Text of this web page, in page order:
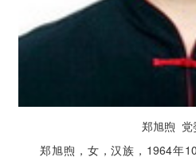
郑旭煦 党
郑旭煦，女，汉族，1964年